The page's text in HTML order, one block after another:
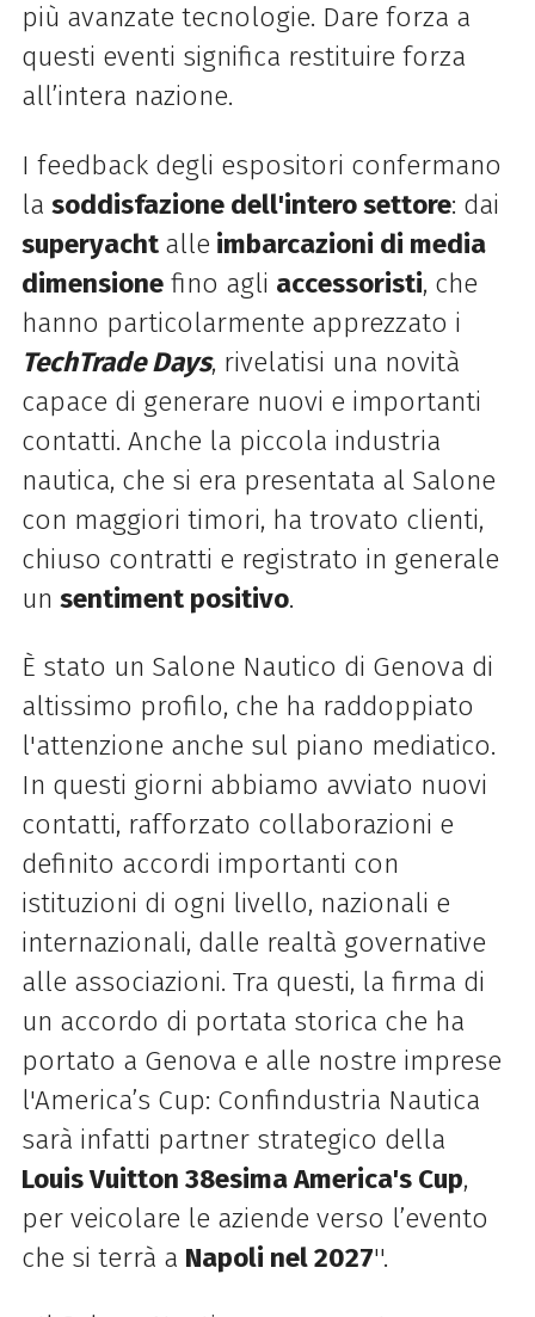
più avanzate tecnologie. Dare forza a
questi eventi significa restituire forza
all’intera nazione.
I feedback degli espositori confermano
la soddisfazione dell'intero settore: dai
superyacht alle imbarcazioni di media
dimensionefino agli accessoristi, che
hanno particolarmente apprezzato i
TechTrade Days, rivelatisi una novità
capace di generare nuovi e importanti
contatti. Anche la piccola industria
nautica, che si era presentata al Salone
con maggiori timori, ha trovato clienti,
chiuso contratti e registrato in generale
un sentiment positivo.
È stato un Salone Nautico di Genova di
altissimo profilo, che ha raddoppiato
l'attenzione anche sul piano mediatico.
In questi giorni abbiamo avviato nuovi
contatti, rafforzato collaborazioni e
definito accordi importanti con
istituzioni di ogni livello, nazionali e
internazionali, dalle realtà governative
alle associazioni. Tra questi, la firma di
un accordo di portata storica che ha
portato a Genova e alle nostre imprese
l'America’s Cup: Confindustria Nautica
sarà infatti partner strategico della
Louis Vuitton 38esima America's Cup,
per veicolare le aziende verso l’evento
che si terrà a Napoli nel 2027''.